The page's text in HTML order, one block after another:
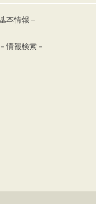
本情報－
情報検索－